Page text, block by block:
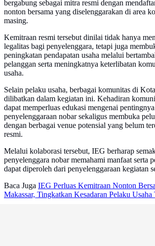
bergabung sebagai mitra resmi dengan
nonton bersama yang diselenggarakan di area
masing.
Kemitraan resmi tersebut dinilai tidak hanya
legalitas bagi penyelenggara, tetapi juga
peningkatan pendapatan usaha melalui
pelanggan serta meningkatnya keterlibatan
usaha.
Selain pelaku usaha, berbagai komunitas di
dilibatkan dalam kegiatan ini. Kehadiran
dapat memperluas edukasi mengenai
penyelenggaraan nobar sekaligus membuka
dengan berbagai venue potensial yang belum
resmi.
Melalui kolaborasi tersebut, IEG berharap
penyelenggara nobar memahami manfaat serta
dapat diperoleh dari penyelenggaraan kegiatan
Baca Juga IEG Perluas Kemitraan Nonton
Makassar, Tingkatkan Kesadaran Pelaku